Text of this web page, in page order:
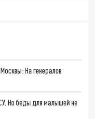
На генералов
Но беды для малышей не